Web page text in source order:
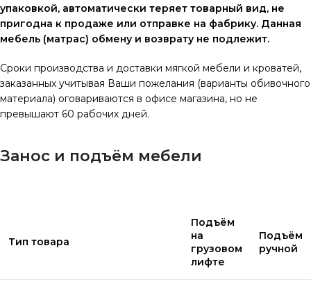
упаковкой, автоматически теряет товарный вид, не
пригодна к продаже или отправке на фабрику. Данная
мебель (матрас) обмену и возврату не подлежит.
Сроки производства и доставки мягкой мебели и кроватей,
заказанных учитывая Ваши пожелания (варианты обивочного
материала) оговариваются в офисе магазина, но не
превышают 60 рабочих дней.
Занос и подъём мебели
Тип товара
Подъём
на
грузовом
лифте
Подъём
ручной